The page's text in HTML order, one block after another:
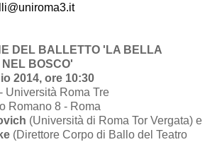
DEL BALLETTO 'LA BELLA
BOSCO'
2014, ore 10:30
Università Roma Tre
Romano 8 - Roma
(Università di Roma Tor Vergata) e
(Direttore Corpo di Ballo del Teatro